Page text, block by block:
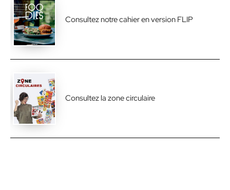
Consultez notre cahier en version FLIP
Consultez la zone circulaire